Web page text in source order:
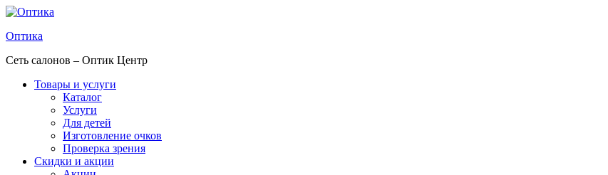
Оптика
Сеть салонов – Оптик Центр
Товары и услуги
Каталог
Услуги
Для детей
Изготовление очков
Проверка зрения
Скидки и акции